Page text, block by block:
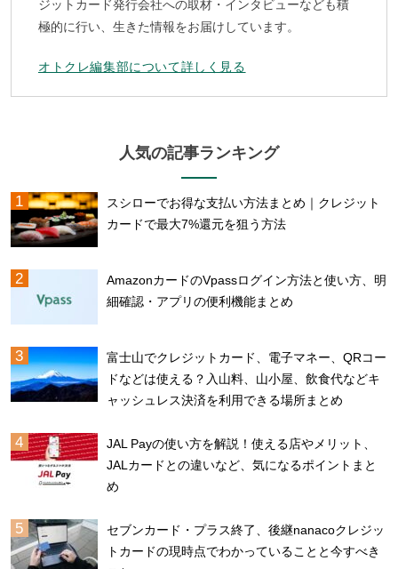
ジットカード発行会社への取材・インタビューなども積
極的に行い、生きた情報をお届けしています。
オトクレ編集部について詳しく見る
人気の記事ランキング
スシローでお得な支払い方法まとめ｜クレジット
カードで最大7%還元を狙う方法
AmazonカードのVpassログイン方法と使い方、明
細確認・アプリの便利機能まとめ
富士山でクレジットカード、電子マネー、QRコー
ドなどは使える？入山料、山小屋、飲食代などキ
ャッシュレス決済を利用できる場所まとめ
JAL Payの使い方を解説！使える店やメリット、
JALカードとの違いなど、気になるポイントまと
め
セブンカード・プラス終了、後継nanacoクレジッ
トカードの現時点でわかっていることと今すべき